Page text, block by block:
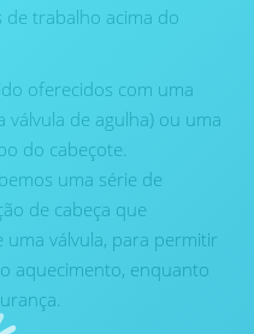
trabalho acima do
oferecidos com uma
válvula de agulha) ou uma
do cabeçote.
uma série de
de cabeça que
válvula, para permitir
aquecimento, enquanto